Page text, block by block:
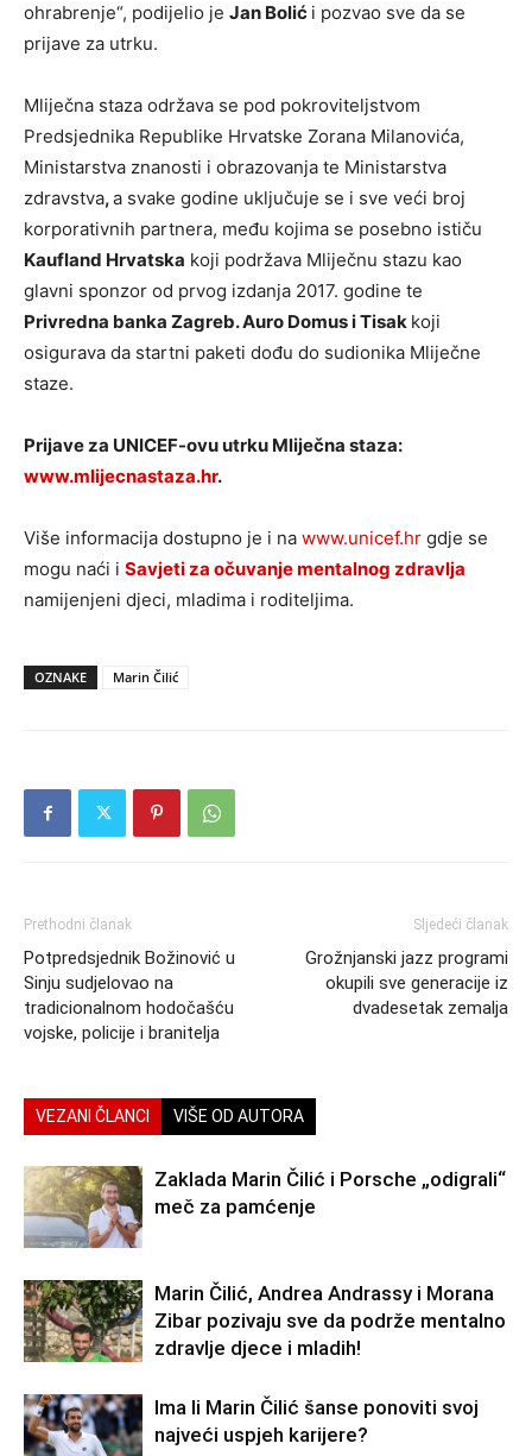
ohrabrenje“, podijelio je Jan Bolić i pozvao sve da se
prijave za utrku.
Mliječna staza održava se pod pokroviteljstvom
Predsjednika Republike Hrvatske Zorana Milanovića,
Ministarstva znanosti i obrazovanja te Ministarstva
zdravstva,a svake godine uključuje se i sve veći broj
korporativnih partnera, među kojima se posebno ističu
Kaufland Hrvatska koji podržava Mliječnu stazu kao
glavni sponzor od prvog izdanja 2017. godine te
Privredna banka Zagreb. Auro Domus i Tisak koji
osigurava da startni paketi dođu do sudionika Mliječne
staze.
Prijave za UNICEF-ovu utrku Mliječna staza:
www.mlijecnastaza.hr.
Više informacija dostupno je i na www.unicef.hr gdje se
mogu naći i Savjeti za očuvanje mentalnog zdravlja
namijenjeni djeci, mladima i roditeljima.
OZNAKE Marin Čilić
Prethodni članak
Potpredsjednik Božinović u
Sinju sudjelovao na
tradicionalnom hodočašću
vojske, policije i branitelja
Sljedeći članak
Grožnjanski jazz programi
okupili sve generacije iz
dvadesetak zemalja
VEZANI ČLANCI VIŠE OD AUTORA
Zaklada Marin Čilić i Porsche „odigrali“
meč za pamćenje
Marin Čilić, Andrea Andrassy i Morana
Zibar pozivaju sve da podrže mentalno
zdravlje djece i mladih!
Ima li Marin Čilić šanse ponoviti svoj
najveći uspjeh karijere?